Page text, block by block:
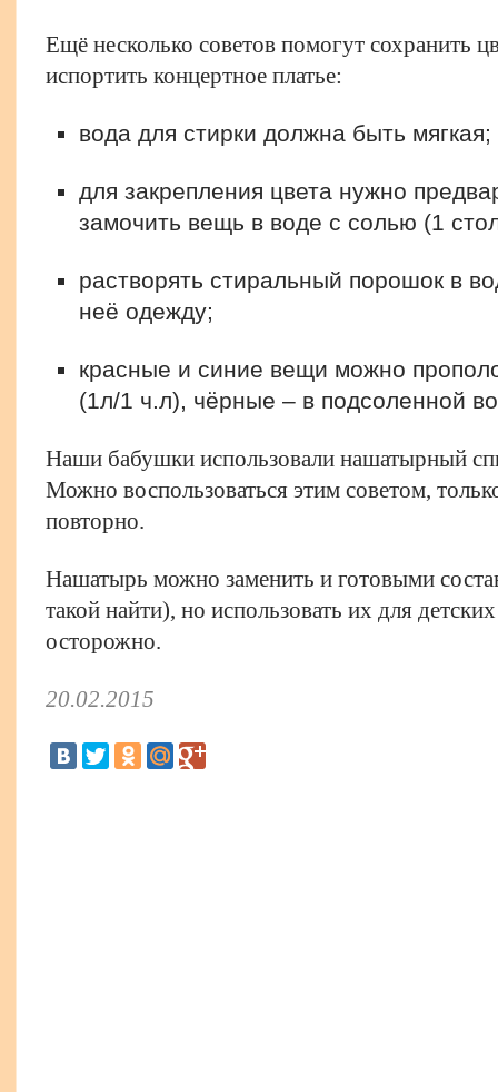
Ещё несколько советов помогут сохранить
испортить концертное платье:
вода для стирки должна быть мягкая;
для закрепления цвета нужно
замочить вещь в воде с солью (1
растворять стиральный порошок в
неё одежду;
красные и синие вещи можно
(1л/1 ч.л), чёрные – в подсоленной
Наши бабушки использовали нашатырный
Можно воспользоваться этим советом,
повторно.
Нашатырь можно заменить и готовыми
такой найти), но использовать их для
осторожно.
20.02.2015